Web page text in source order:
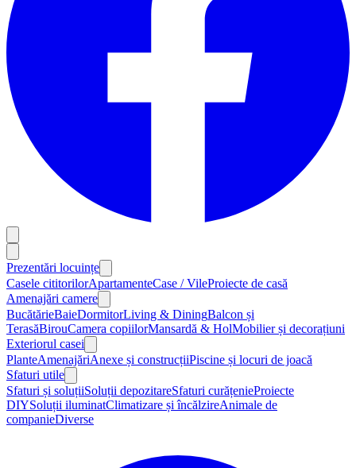
Prezentări locuințe
Casele cititorilorApartamenteCase / VileProiecte de casă
Amenajări camere
BucătărieBaieDormitorLiving & DiningBalcon și
TerasăBirouCamera copiilorMansardă & HolMobilier și decorațiuni
Exteriorul casei
PlanteAmenajăriAnexe și construcțiiPiscine și locuri de joacă
Sfaturi utile
Sfaturi și soluțiiSoluții depozitareSfaturi curățenieProiecte
DIYSoluții iluminatClimatizare și încălzireAnimale de
companieDiverse